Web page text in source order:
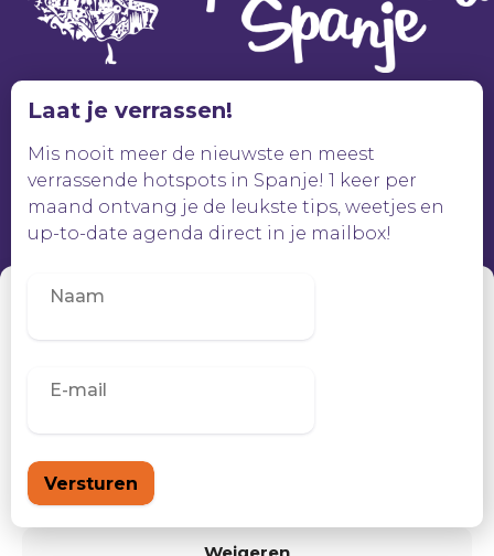
Om de beste ervaringen te bieden, gebruiken wij technologieën zoals
Door in te stemmen met deze technologieën kunnen wij gegevens
zoals surfgedrag of unieke ID's op deze site verwerken. Als je geen
invloed hebben op bepaalde functies en mogelijkheden.
Weigeren
Laat je verrassen!
Mis nooit meer de nieuwste en meest
verrassende hotspots in Spanje! 1 keer per
maand ontvang je de leukste tips, weetjes en
up-to-date agenda direct in je mailbox!